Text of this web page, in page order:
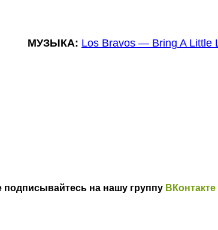
МУЗЫКА: Los Bravos — Bring A Little
подписывайтесь на нашу группу ВКонтакте